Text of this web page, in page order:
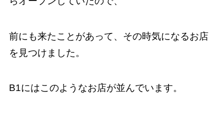
前にも来たことがあって、その時気になるお店
を見つけました。
B1にはこのようなお店が並んでいます。